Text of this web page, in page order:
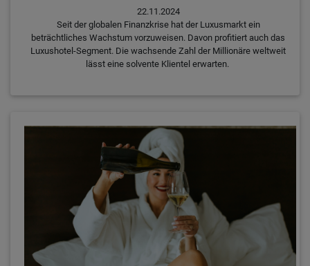
22.11.2024
Seit der globalen Finanzkrise hat der Luxusmarkt ein
beträchtliches Wachstum vorzuweisen. Davon profitiert auch das
Luxushotel-Segment. Die wachsende Zahl der Millionäre weltweit
lässt eine solvente Klientel erwarten.